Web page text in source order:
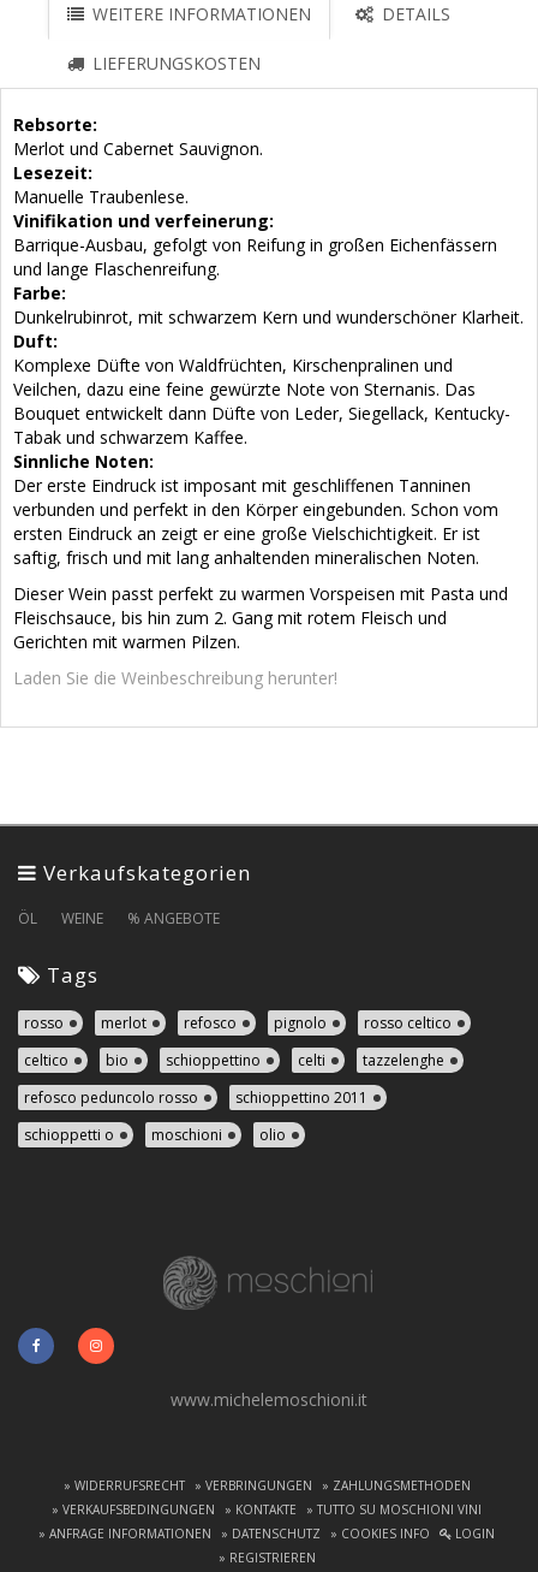
WEITERE INFORMATIONEN DETAILS
LIEFERUNGSKOSTEN
Rebsorte:
Merlot und Cabernet Sauvignon.
Lesezeit:
Manuelle Traubenlese.
Vinifikation und verfeinerung:
Barrique-Ausbau, gefolgt von Reifung in großen Eichenfässern
und lange Flaschenreifung.
Farbe:
Dunkelrubinrot, mit schwarzem Kern und wunderschöner Klarheit.
Duft:
Komplexe Düfte von Waldfrüchten, Kirschenpralinen und
Veilchen, dazu eine feine gewürzte Note von Sternanis. Das
Bouquet entwickelt dann Düfte von Leder, Siegellack, Kentucky-
Tabak und schwarzem Kaffee.
Sinnliche Noten:
Der erste Eindruck ist imposant mit geschliffenen Tanninen
verbunden und perfekt in den Körper eingebunden. Schon vom
ersten Eindruck an zeigt er eine große Vielschichtigkeit. Er ist
saftig, frisch und mit lang anhaltenden mineralischen Noten.
Dieser Wein passt perfekt zu warmen Vorspeisen mit Pasta und
Fleischsauce, bis hin zum 2. Gang mit rotem Fleisch und
Gerichten mit warmen Pilzen.
Laden Sie die Weinbeschreibung herunter!
Verkaufskategorien
ÖL WEINE % ANGEBOTE
Tags
rosso merlot refosco pignolo
rosso celtico
celtico
bio schioppettino celti
tazzelenghe
refosco peduncolo rosso
schioppettino 2011
schioppetti o
moschioni olio
www.michelemoschioni.it
» WIDERRUFSRECHT » VERBRINGUNGEN
» ZAHLUNGSMETHODEN
» VERKAUFSBEDINGUNGEN
» KONTAKTE
» TUTTO SU MOSCHIONI VINI
» ANFRAGE INFORMATIONEN
» DATENSCHUTZ » COOKIES INFO
LOGIN
» REGISTRIEREN